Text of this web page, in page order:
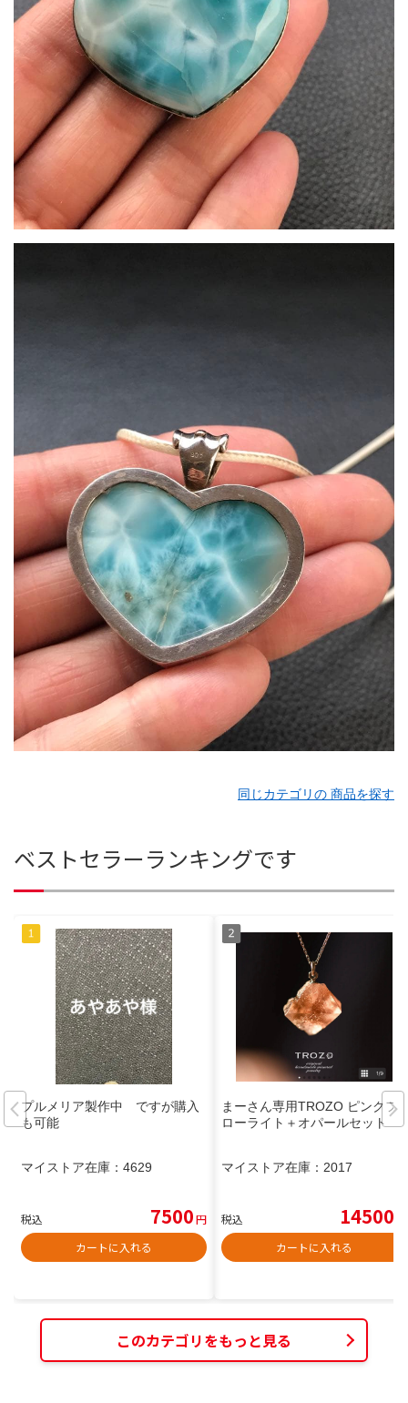
同じカテゴリの 商品を探す
ベストセラーランキングです
プルメリア製作中 ですが購入
も可能
マイストア在庫： 4629
税込 7500円
カートに入れる
まーさん専用TROZO ピンクフ
ローライト＋オパールセット
マイストア在庫： 2017
税込 14500
カートに入れる
このカテゴリをもっと見る